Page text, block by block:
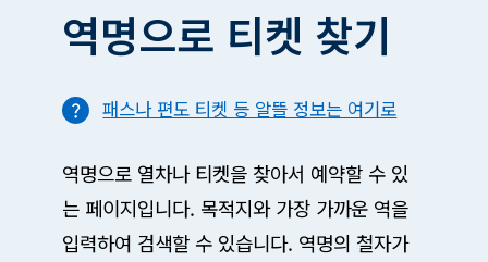
역명으로 티켓 찾기
패스나 편도 티켓 등 알뜰 정보는 여기로
역명으로 열차나 티켓을 찾아서 예약할 수 있
는 페이지입니다. 목적지와 가장 가까운 역을
입력하여 검색할 수 있습니다. 역명의 철자가